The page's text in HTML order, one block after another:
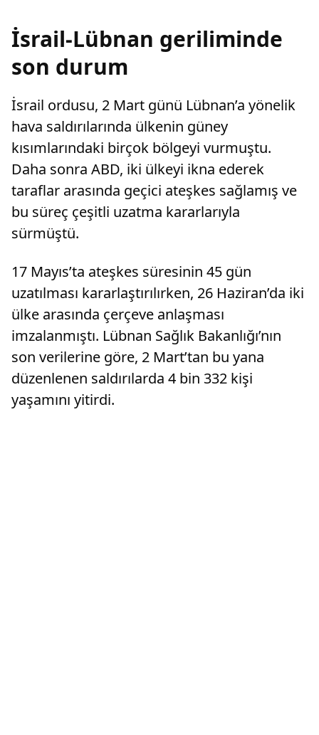
İsrail-Lübnan geriliminde
son durum
İsrail ordusu, 2 Mart günü Lübnan’a yönelik
hava saldırılarında ülkenin güney
kısımlarındaki birçok bölgeyi vurmuştu.
Daha sonra ABD, iki ülkeyi ikna ederek
taraflar arasında geçici ateşkes sağlamış ve
bu süreç çeşitli uzatma kararlarıyla
sürmüştü.
17 Mayıs’ta ateşkes süresinin 45 gün
uzatılması kararlaştırılırken, 26 Haziran’da iki
ülke arasında çerçeve anlaşması
imzalanmıştı. Lübnan Sağlık Bakanlığı’nın
son verilerine göre, 2 Mart’tan bu yana
düzenlenen saldırılarda 4 bin 332 kişi
yaşamını yitirdi.